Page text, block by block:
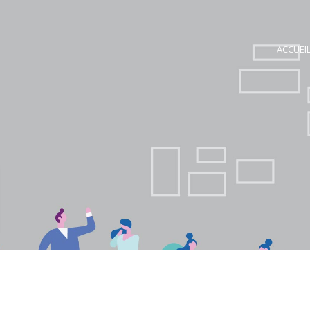
ACCUEIL